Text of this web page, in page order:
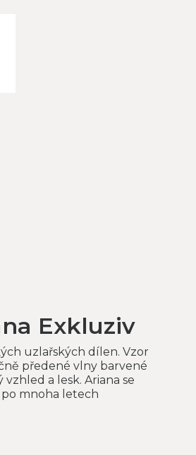
Exkluziv
uzlařských dílen. Vzor
předené vlny barvené
a lesk. Ariana se
mnoha letech